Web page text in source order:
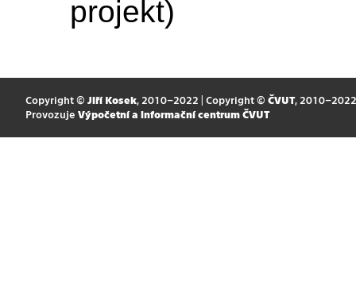
projekt)
Copyright © Jiří Kosek, 2010–2022 | Copyright © ČVUT, 2010–2022
Provozuje Výpočetní a informační centrum ČVUT